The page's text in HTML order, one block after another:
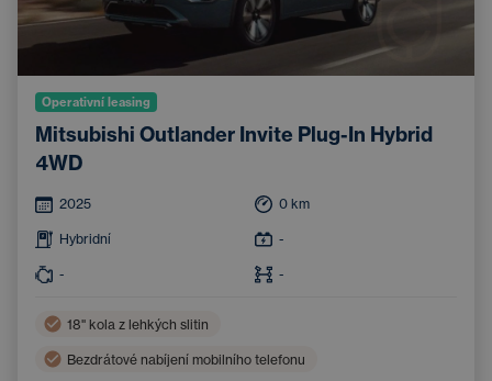
Operativní leasing
Mitsubishi Outlander Invite Plug-In Hybrid
4WD
2025 0 km
Hybridní -
- -
18'' kola z lehkých slitin
Bezdrátové nabíjení mobilního telefonu